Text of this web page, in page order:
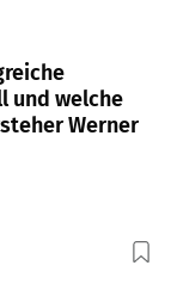
und welche
Werner
Foto: Foto: Jörg Lohse